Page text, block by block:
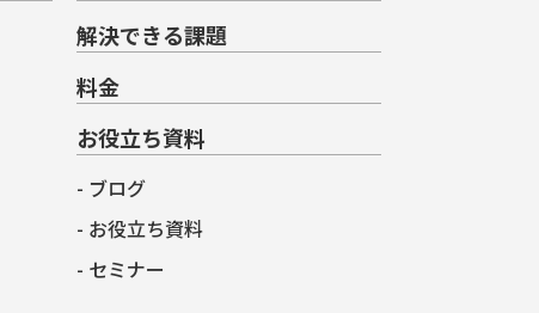
解決できる課題
料金
お役立ち資料
ブログ
お役立ち資料
セミナー